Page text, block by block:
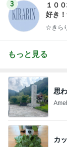
3
１０
好き
らり
☆きら
もっと見る
思
カ